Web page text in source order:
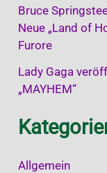
Bruce
Neue „Land of
Furore
Lady Gaga
„MAYHEM“
Allgemein